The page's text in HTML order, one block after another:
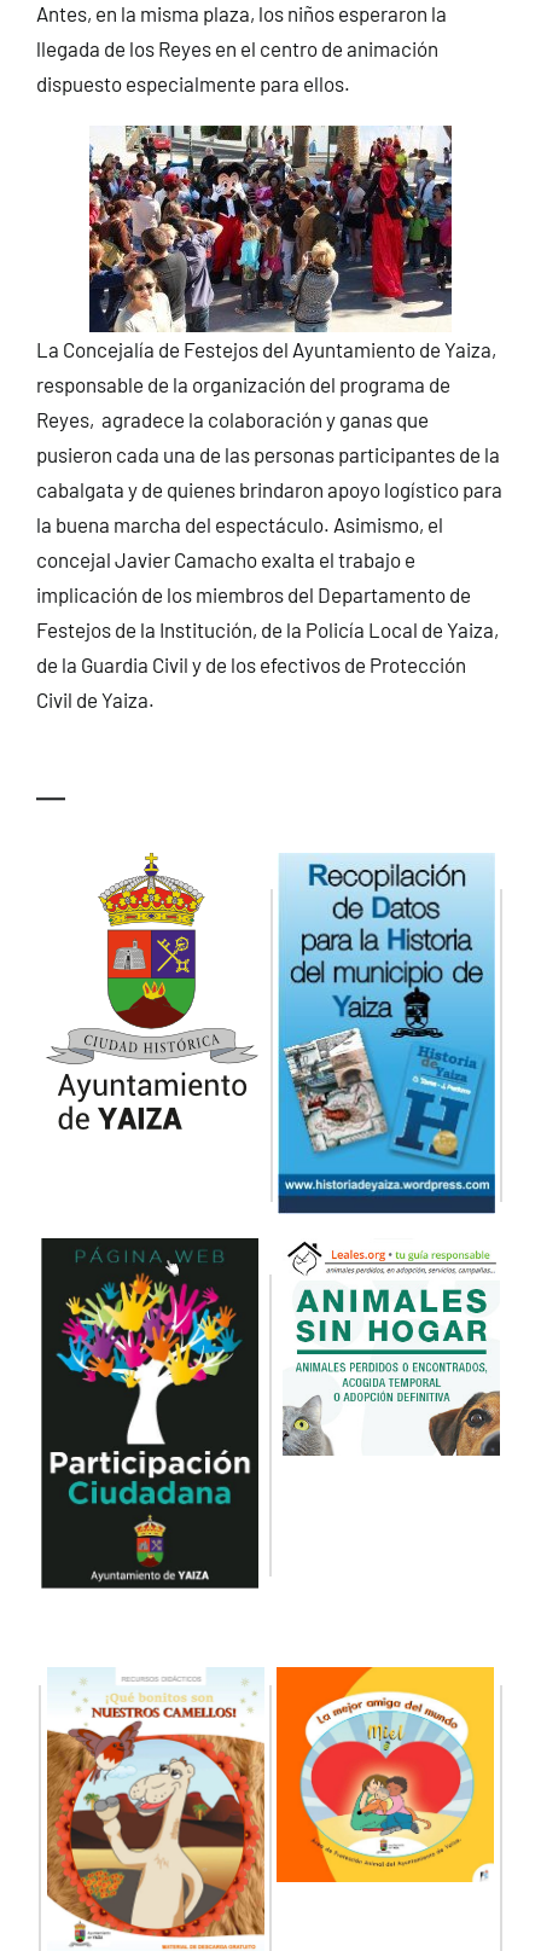
Antes, en la misma plaza, los niños esperaron la
llegada de los Reyes en el centro de animación
dispuesto especialmente para ellos.
La Concejalía de Festejos del Ayuntamiento de Yaiza,
responsable de la organización del programa de
Reyes, agradece la colaboración y ganas que
pusieron cada una de las personas participantes de la
cabalgata y de quienes brindaron apoyo logístico para
la buena marcha del espectáculo. Asimismo, el
concejal Javier Camacho exalta el trabajo e
implicación de los miembros del Departamento de
Festejos de la Institución, de la Policía Local de Yaiza,
de la Guardia Civil y de los efectivos de Protección
Civil de Yaiza.
—